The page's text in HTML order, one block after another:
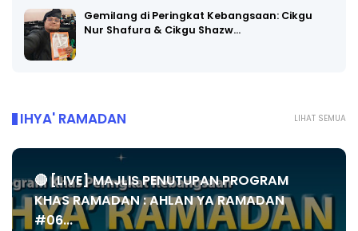
Gemilang di Peringkat Kebangsaan: Cikgu
Nur Shafura & Cikgu Shazw…
LIHAT SEMUA
IHYA' RAMADAN
🔴 [LIVE] MAJLIS PENUTUPAN PROGRAM
KHAS RAMADAN : AHLAN YA RAMADAN
#06...